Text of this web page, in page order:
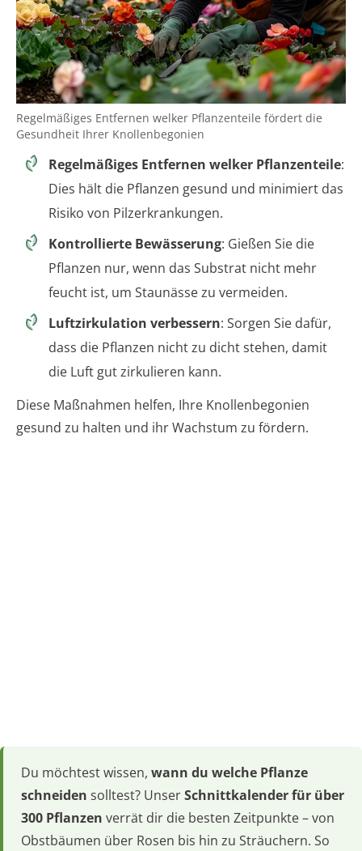
Regelmäßiges Entfernen welker Pflanzenteile fördert die
Gesundheit Ihrer Knollenbegonien
Regelmäßiges Entfernen welker Pflanzenteile:
Dies hält die Pflanzen gesund und minimiert das
Risiko von Pilzerkrankungen.
Kontrollierte Bewässerung: Gießen Sie die
Pflanzen nur, wenn das Substrat nicht mehr
feucht ist, um Staunässe zu vermeiden.
Luftzirkulation verbessern: Sorgen Sie dafür,
dass die Pflanzen nicht zu dicht stehen, damit
die Luft gut zirkulieren kann.
Diese Maßnahmen helfen, Ihre Knollenbegonien
gesund zu halten und ihr Wachstum zu fördern.
Du möchtest wissen, wann du welche Pflanze
schneiden solltest? UnserSchnittkalender für über
300 Pflanzen verrät dir die besten Zeitpunkte – von
Obstbäumen über Rosen bis hin zu Sträuchern. So